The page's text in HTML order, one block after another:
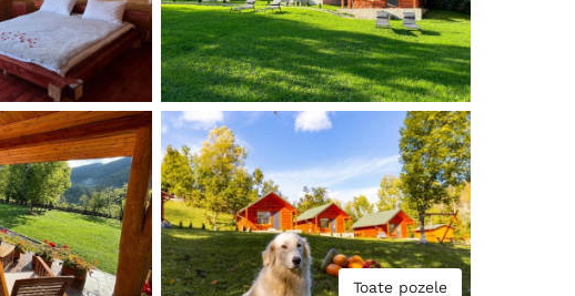
Toate pozele